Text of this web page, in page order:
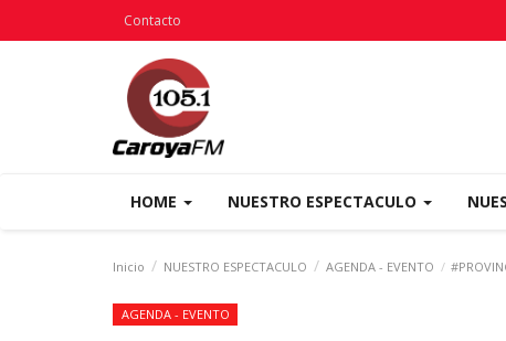
Contacto
HOME NUESTRO ESPECTACULO
Inicio NUESTRO ESPECTACULO AGENDA - EVENTO
AGENDA - EVENTO